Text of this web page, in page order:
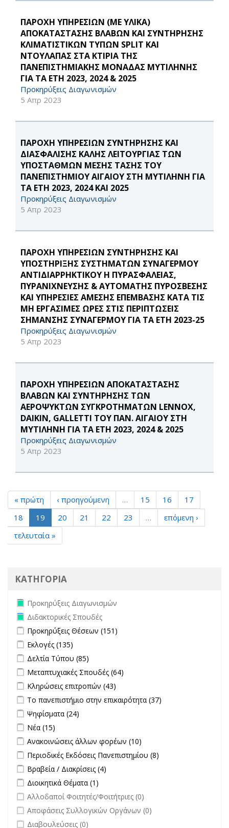
ΠΑΡΟΧΗ ΥΠΗΡΕΣΙΩΝ (ΜΕ ΥΛΙΚΑ)
ΑΠΟΚΑΤΑΣΤΑΣΗΣ ΒΛΑΒΩΝ ΚΑΙ ΣΥΝΤΗΡΗΣΗΣ
ΚΛΙΜΑΤΙΣΤΙΚΩΝ ΤΥΠΩΝ SPLIT ΚΑΙ
ΝΤΟΥΛΑΠΑΣ ΣΤΑ ΚΤΙΡΙΑ ΤΗΣ
ΠΑΝΕΠΙΣΤΗΜΙΑΚΗΣ ΜΟΝΑΔΑΣ ΜΥΤΙΛΗΝΗΣ
ΓΙΑ ΤΑ ΕΤΗ 2023, 2024 & 2025
Προκηρύξεις Διαγωνισμών
5 Απρ 2023
ΠΑΡΟΧΗ ΥΠΗΡΕΣΙΩΝ ΣΥΝΤΗΡΗΣΗΣ ΚΑΙ
ΔΙΑΣΦΑΛΙΣΗΣ ΚΑΛΗΣ ΛΕΙΤΟΥΡΓΙΑΣ ΤΩΝ
ΥΠΟΣΤΑΘΜΩΝ ΜΕΣΗΣ ΤΑΣΗΣ ΤΟΥ
ΠΑΝΕΠΙΣΤΗΜΙΟΥ ΑΙΓΑΙΟΥ ΣΤΗ ΜΥΤΙΛΗΝΗ ΓΙΑ
ΤΑ ΕΤΗ 2023, 2024 ΚΑΙ 2025
Προκηρύξεις Διαγωνισμών
5 Απρ 2023
ΠΑΡΟΧΗ ΥΠΗΡΕΣΙΩΝ ΣΥΝΤΗΡΗΣΗΣ ΚΑΙ
ΥΠΟΣΤΗΡΙΞΗΣ ΣΥΣΤΗΜΑΤΩΝ ΣΥΝΑΓΕΡΜΟΥ
ΑΝΤΙΔΙΑΡΡΗΚΤΙΚΟΥ Η ΠΥΡΑΣΦΑΛΕΙΑΣ,
ΠΥΡΑΝΙΧΝΕΥΣΗΣ & ΑΥΤΟΜΑΤΗΣ ΠΥΡΟΣΒΕΣΗΣ
ΚΑΙ ΥΠΗΡΕΣΙΕΣ ΑΜΕΣΗΣ ΕΠΕΜΒΑΣΗΣ ΚΑΤΑ ΤΙΣ
ΜΗ ΕΡΓΑΣΙΜΕΣ ΩΡΕΣ ΣΤΙΣ ΠΕΡΙΠΤΩΣΕΙΣ
ΣΗΜΑΝΣΗΣ ΣΥΝΑΓΕΡΜΟΥ ΓΙΑ ΤΑ ΕΤΗ 2023-25
Προκηρύξεις Διαγωνισμών
5 Απρ 2023
ΠΑΡΟΧΗ ΥΠΗΡΕΣΙΩΝ ΑΠΟΚΑΤΑΣΤΑΣΗΣ
ΒΛΑΒΩΝ ΚΑΙ ΣΥΝΤΗΡΗΣΗΣ ΤΩΝ
ΑΕΡΟΨΥΚΤΩΝ ΣΥΓΚΡΟΤΗΜΑΤΩΝ LENNOX,
DAIKIN, GALLETTI ΤΟΥ ΠΑΝ. ΑΙΓΑΙΟΥ ΣΤΗ
ΜΥΤΙΛΗΝΗ ΓΙΑ ΤΑ ΕΤΗ 2023, 2024 & 2025
Προκηρύξεις Διαγωνισμών
5 Απρ 2023
« πρώτη ‹ προηγούμενη … 15 16
17
18
19 20 21 22 23 …
επόμενη ›
τελευταία »
ΚΑΤΗΓΟΡΙΑ
Remove Προκηρύξεις Διαγωνισμών filter
Προκηρύξεις Διαγωνισμών
Remove Διδακτορικές Σπουδές filter
Διδακτορικές Σπουδές
Apply Προκηρύξεις Θέσεων filter
Προκηρύξεις Θέσεων (151)
Apply Εκλογές filter
Εκλογές (135)
Apply Δελτία Τύπου filter
Δελτία Τύπου (85)
Apply Μεταπτυχιακές Σπουδές filter
Μεταπτυχιακές Σπουδές (64)
Apply Κληρώσεις επιτροπών filter
Κληρώσεις επιτροπών (43)
Apply Το πανεπιστήμιο στην επικαιρότητα filter
Το πανεπιστήμιο στην επικαιρότητα (37)
Apply Ψηφίσματα filter
Ψηφίσματα (24)
Apply Νέα filter
Νέα (15)
Apply Ανακοινώσεις άλλων φορέων filter
Ανακοινώσεις άλλων φορέων (10)
Apply Περιοδικές Εκδόσεις Πανεπιστημίου filter
Περιοδικές Εκδόσεις Πανεπιστημίου (8)
Apply Βραβεία / Διακρίσεις filter
Βραβεία / Διακρίσεις (4)
Apply Διοικητικά Θέματα filter
Διοικητικά Θέματα (1)
undefined
Αλλοδαποί Φοιτητές/Φοιτήτριες (0)
undefined
Αποφάσεις Συλλογικών Οργάνων (0)
undefined
Διαβουλεύσεις (0)